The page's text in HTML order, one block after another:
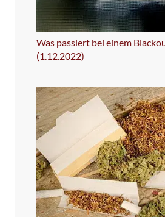
Was passiert bei einem
(1.12.2022)